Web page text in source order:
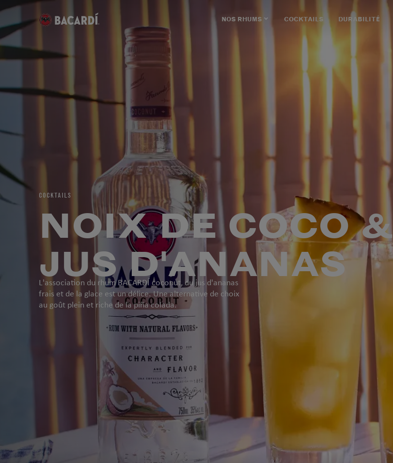
NOS RHUMS COCKTAILS DURABILITÉ
COCKTAILS
NOIX DE COCO &
JUS D'ANANAS
L'association du rhum BACARDÍ coconut, du jus d'ananas
frais et de la glace est un délice. Une alternative de choix
au goût plein et riche de la piña colada.